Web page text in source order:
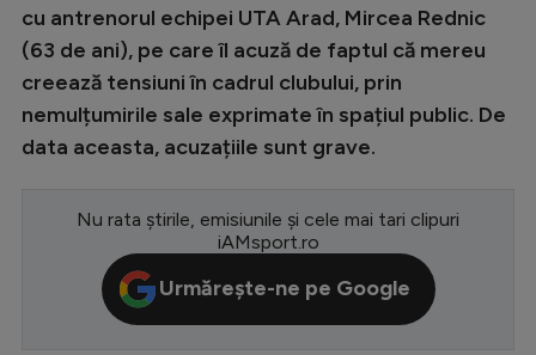
Champions League
Europa League
Conference League
Premier League
LaLiga
cu antrenorul echipei UTA Arad, Mircea Rednic
(63 de ani), pe care îl acuză de faptul că mereu
creează tensiuni în cadrul clubului, prin
nemulțumirile sale exprimate în spațiul public. De
data aceasta, acuzațiile sunt grave.
Nu rata știrile, emisiunile și cele mai tari clipuri
iAMsport.ro
Urmărește-ne pe Google